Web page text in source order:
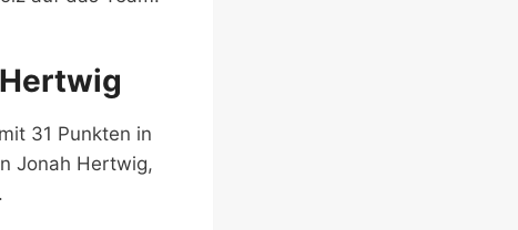
31 Punkten in
Jonah Hertwig,